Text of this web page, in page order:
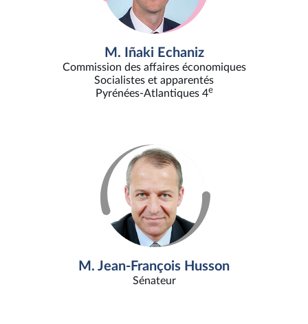
M. Iñaki Echaniz
Commission des affaires économiques
Socialistes et apparentés
Pyrénées-Atlantiques 4e
M. Jean-François Husson
Sénateur